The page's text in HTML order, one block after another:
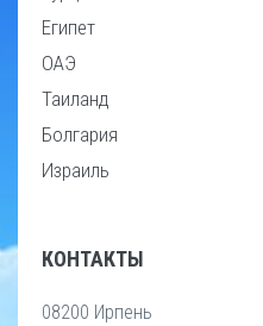
Египет
ОАЭ
Таиланд
Болгария
Израиль
КОНТАКТЫ
08200 Ирпень